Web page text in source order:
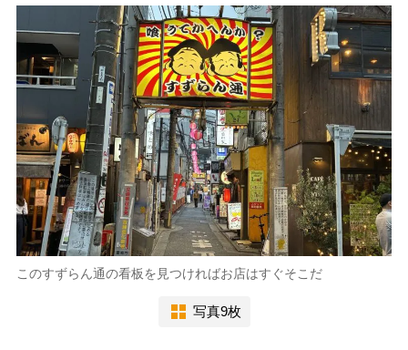
このすずらん通の看板を見つければお店はすぐそこだ
写真9枚